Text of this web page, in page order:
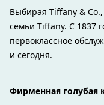
Выбирая Tiffany &
семьи Tiffany. С 1837
первоклассное
и сегодня.
Фирменная голубая